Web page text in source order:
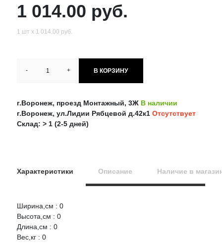
1 014.00 руб.
1 шт х 1 014.00 руб.
- + В КОРЗИНУ
г.Воронеж, проезд Монтажный, 3Ж В наличии
г.Воронеж, ул.Лидии Рябцевой д.42к1 Отсутствует
Склад: > 1 (2-5 дней)
Характеристики Описание Наличие в
Ширина,см : 0
Высота,см : 0
Длина,см : 0
Вес,кг : 0
НАЛИЧИЕ
REAL SOUND Полка акустическая Real Sound для Lada
Оцените товар:
Ваше имя